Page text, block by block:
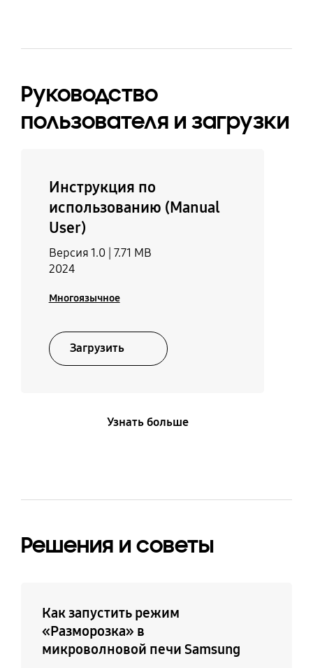
Память
Да
Выключен
Выбор языка меню
Другие режимы
Руководство
пользователя и загрузки
Инструкция по
использованию (Manual
User)
Версия 1.0 | 7.71 MB
2024
Многоязычное
Загрузить
Узнать больше
Решения и советы
Как запустить режим
«Разморозка» в
микроволновой печи Samsung